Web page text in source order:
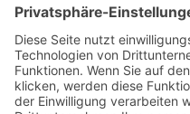
Mitglied werden
Satzung
Beitragsordnung